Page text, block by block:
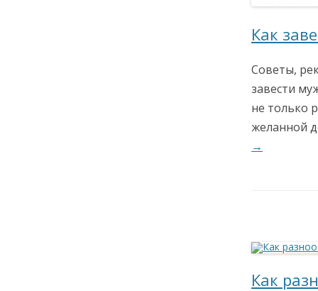
Как
Советы,
завести
не только
желанной
→
Как